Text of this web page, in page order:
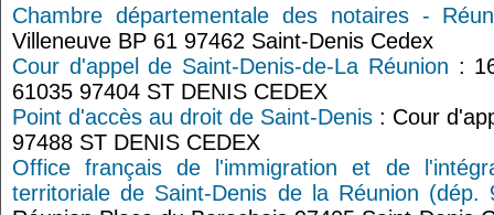
Chambre départementale des notaires -
Villeneuve BP 61 97462 Saint-Denis Cedex
Cour d'appel de Saint-Denis-de-La Réunion :
61035 97404 ST DENIS CEDEX
Point d'accès au droit de Saint-Denis : Cour
97488 ST DENIS CEDEX
Office français de l'immigration et de
territoriale de Saint-Denis de la Réunion (dép.